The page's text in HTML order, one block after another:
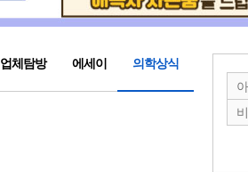
업체탐방 에세이 의학상식